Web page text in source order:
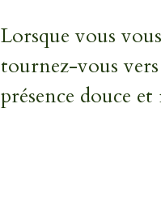
Lorsque vous
tournez-vous
présence douce